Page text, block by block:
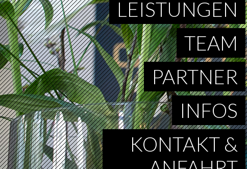
LEISTUNGEN
TEAM
PARTNER
INFOS
KONTAKT &